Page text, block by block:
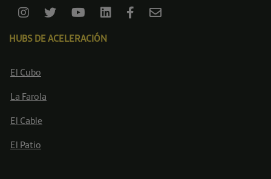
HUBS DE ACELERACIÓN
El Cubo
La Farola
El Cable
El Patio